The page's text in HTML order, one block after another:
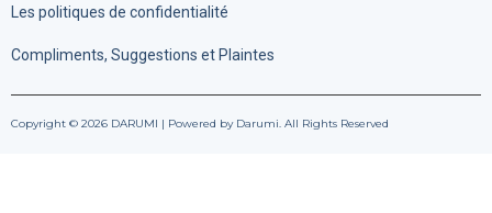
Les politiques de confidentialité
Compliments, Suggestions et Plaintes
Copyright © 2026 DARUMI | Powered by Darumi. All Rights Reserved